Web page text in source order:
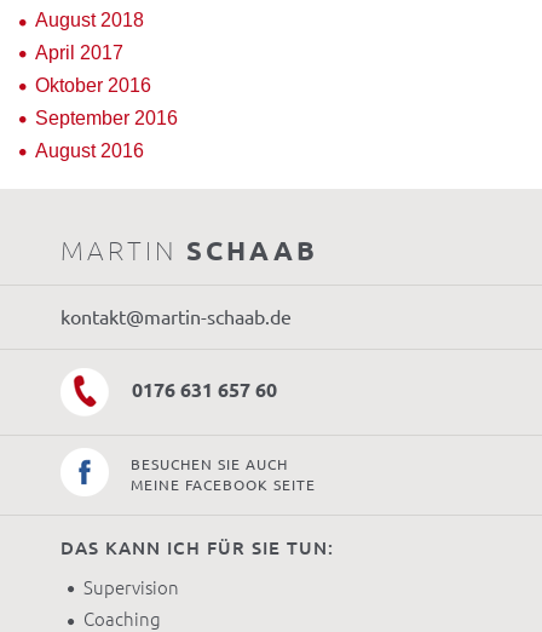
August 2018
April 2017
Oktober 2016
September 2016
August 2016
MARTIN SCHAAB
kontakt@martin-schaab.de
0176 631 657 60
BESUCHEN SIE AUCH
MEINE FACEBOOK SEITE
DAS KANN ICH FÜR SIE TUN:
Supervision
Coaching